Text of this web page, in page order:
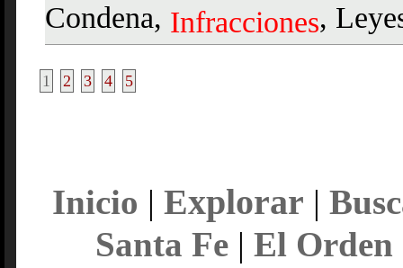
Condena, Infracciones,
1 2 3 4 5
Inicio | Explorar |
Santa Fe| El Orden